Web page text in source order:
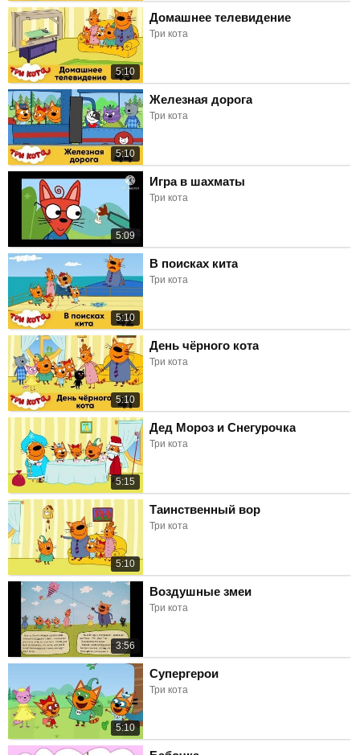
5:10
Домашнее телевидение
Три кота
5:10
Железная дорога
Три кота
5:09
Игра в шахматы
Три кота
5:10
В поисках кита
Три кота
5:10
День чёрного кота
Три кота
5:15
Дед Мороз и Снегурочка
Три кота
5:10
Таинственный вор
Три кота
3:56
Воздушные змеи
Три кота
5:10
Супергерои
Три кота